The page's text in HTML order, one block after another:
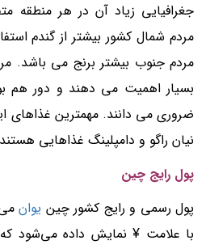
جغرافیایی زیاد آن در هر منطقه
مردم شمال کشور بیشتر از گندم
مردم جنوب بیشتر برنج می باشد.
بسیار اهمیت می دهند و دور هم
ضروری می دانند. مهمترین غذاهای
نیان راگو و دامپلینگ غذاهایی
پول رایج چین
پول رسمی و رایج کشور چین یوان
با علامت ¥ نمایش داده می‌شود